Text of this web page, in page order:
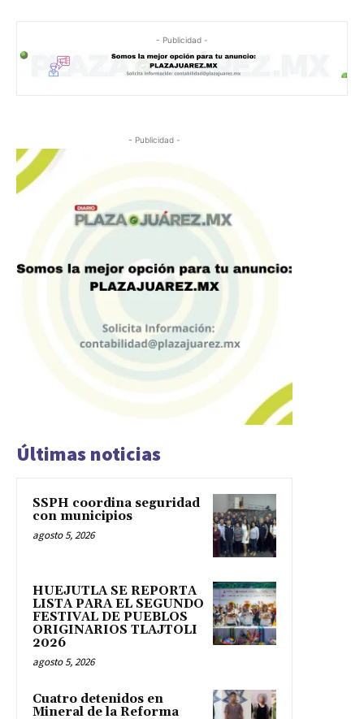
- Publicidad -
- Publicidad -
Últimas noticias
SSPH coordina seguridad
con municipios
agosto 5, 2026
HUEJUTLA SE REPORTA
LISTA PARA EL SEGUNDO
FESTIVAL DE PUEBLOS
ORIGINARIOS TLAJTOLI
2026
agosto 5, 2026
Cuatro detenidos en
Mineral de la Reforma